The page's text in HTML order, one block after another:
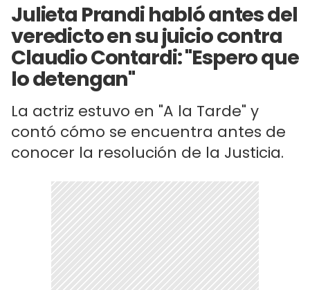
Julieta Prandi habló antes del
veredicto en su juicio contra
Claudio Contardi: "Espero que
lo detengan"
La actriz estuvo en "A la Tarde" y
contó cómo se encuentra antes de
conocer la resolución de la Justicia.